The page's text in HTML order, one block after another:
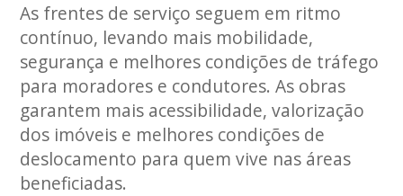
As frentes de serviço seguem em ritmo
contínuo, levando mais mobilidade,
segurança e melhores condições de tráfego
para moradores e condutores. As obras
garantem mais acessibilidade, valorização
dos imóveis e melhores condições de
deslocamento para quem vive nas áreas
beneficiadas.